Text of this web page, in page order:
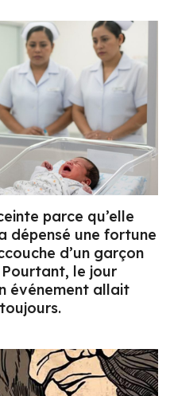
parce qu’elle
dépensé une fortune
d’un garçon
le jour
événement allait